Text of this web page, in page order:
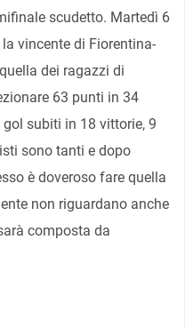
scudetto. Martedì 6
vincente di Fiorentina-
dei ragazzi di
63 punti in 34
subiti in 18 vittorie, 9
sono tanti e dopo
è doveroso fare quella
non riguardano anche
composta da